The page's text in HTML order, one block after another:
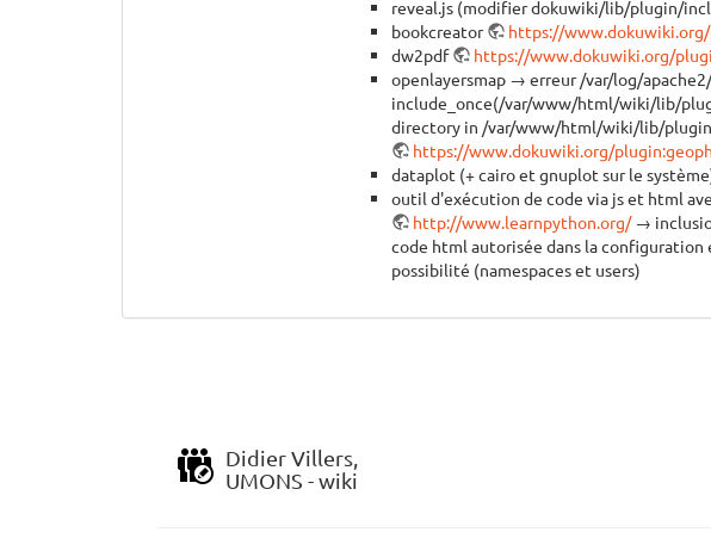
reveal.js (modifier dokuwiki/lib/plugin/
bookcreator
https://
dw2pdf
https://www.dokuwiki.org/
openlayersmap → erreur /var/log/
include_once(/var/www/html/wiki/lib/
directory in /var/www/html/wiki/lib/
https://www.dokuwiki.org/
dataplot (+ cairo et gnuplot sur le
outil d'exécution de code via js et html
http://www.learnpython.org/→
code html autorisée dans la
possibilité (namespaces et users)
Didier Villers,
UMONS - wiki